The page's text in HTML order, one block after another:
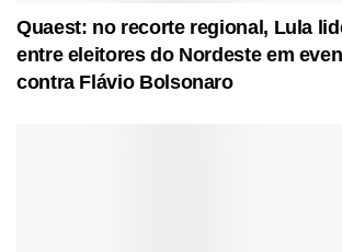
Quaest: no recorte regional, Lula
entre eleitores do Nordeste em
contra Flávio Bolsonaro